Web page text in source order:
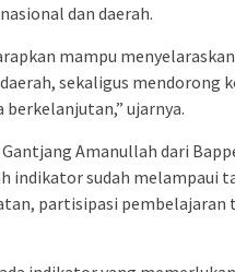
dan daerah.
mampu
sekaligus mendorong
berkelanjutan,” ujarnya.
Amanullah dari
indikator sudah melampaui
partisipasi